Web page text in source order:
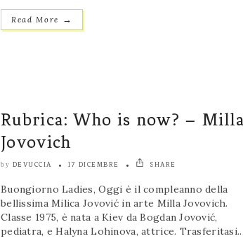
Read More →
Rubrica: Who is now? – Milla
Jovovich
by DEVUCCIA 17 DICEMBRE SHARE
Buongiorno Ladies, Oggi è il compleanno della
bellissima Milica Jovović in arte Milla Jovovich.
Classe 1975, è nata a Kiev da Bogdan Jovović,
pediatra, e Halyna Lohinova, attrice. Trasferitasi...